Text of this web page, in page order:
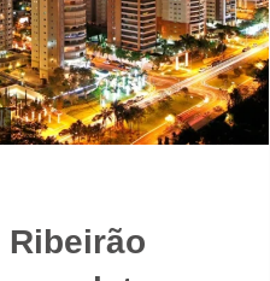
Ribeirão